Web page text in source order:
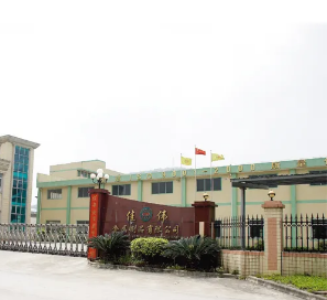
в том числе 46 инженеров и